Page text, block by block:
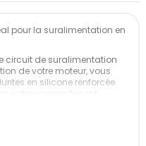
pour la suralimentation en
circuit de suralimentation
de votre moteur, vous
en silicone renforcée